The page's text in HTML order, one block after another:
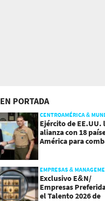
EN PORTADA
CENTROAMÉRICA &
Ejército de EE.UU.
alianza con 18
América para
EMPRESAS &
Exclusivo E&N/
Empresas
el Talento 2026 de